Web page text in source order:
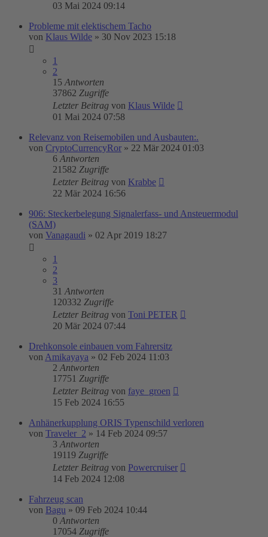
03 Mai 2024 09:14
Probleme mit elektischem Tacho
von Klaus Wilde » 30 Nov 2023 15:18
1
2
15 Antworten
37862 Zugriffe
Letzter Beitrag von Klaus Wilde
01 Mai 2024 07:58
Relevanz von Reisemobilen und Ausbauten:.
von CryptoCurrencyRor » 22 Mär 2024 01:03
6 Antworten
21582 Zugriffe
Letzter Beitrag von Krabbe
22 Mär 2024 16:56
906: Steckerbelegung Signalerfass- und Ansteuermodul
(SAM)
von Vanagaudi » 02 Apr 2019 18:27
1
2
3
31 Antworten
120332 Zugriffe
Letzter Beitrag von Toni PETER
20 Mär 2024 07:44
Drehkonsole einbauen vom Fahrersitz
von Amikayaya » 02 Feb 2024 11:03
2 Antworten
17751 Zugriffe
Letzter Beitrag von faye_groen
15 Feb 2024 16:55
Anhänerkupplung ORIS Typenschild verloren
von Traveler_2 » 14 Feb 2024 09:57
3 Antworten
19119 Zugriffe
Letzter Beitrag von Powercruiser
14 Feb 2024 12:08
Fahrzeug scan
von Bagu » 09 Feb 2024 10:44
0 Antworten
17054 Zugriffe